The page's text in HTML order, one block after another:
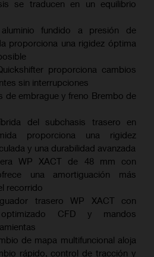
se traducen en un equilibrio
fundido a presión de
proporciona una rigidez óptima
proporciona cambios
sin interrupciones
de embrague y freno Brembo de
del subchasis trasero en
proporciona una rigidez
y una durabilidad avanzada
WP XACT de 48 mm con
una amortiguación más
recorrido
trasero WP XACT con
CFD y mandos
de mapa multifuncional aloja
rápido, control de tracción y